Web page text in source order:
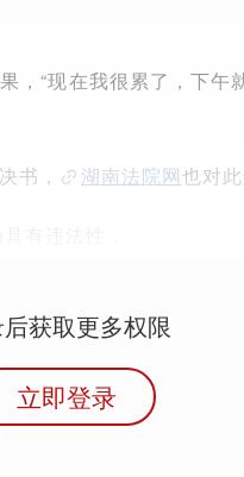
，“现在我很累了，下午
书， 湖南法院网也对
获取更多权限
立即登录